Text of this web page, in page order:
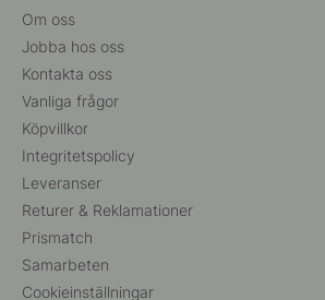
Om oss
Jobba hos oss
Kontakta oss
Vanliga frågor
Köpvillkor
Integritetspolicy
Leveranser
Returer & Reklamationer
Prismatch
Samarbeten
Cookieinställningar